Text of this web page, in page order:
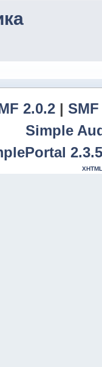
2.0.2 |
Simple
XHTML